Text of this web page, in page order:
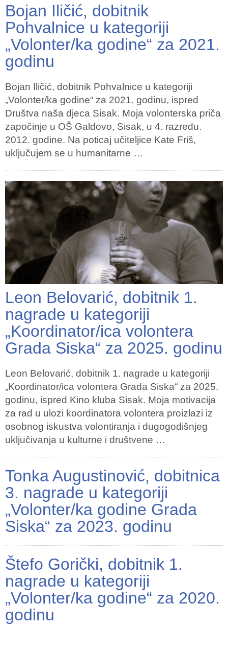
Bojan Iličić, dobitnik
Pohvalnice u kategoriji
„Volonter/ka godine“ za 2021.
godinu
Bojan Iličić, dobitnik Pohvalnice u kategoriji
„Volonter/ka godine“ za 2021. godinu, ispred
Društva naša djeca Sisak. Moja volonterska priča
započinje u OŠ Galdovo, Sisak, u 4. razredu.
2012. godine. Na poticaj učiteljice Kate Friš,
uključujem se u humanitarne …
Leon Belovarić, dobitnik 1.
nagrade u kategoriji
„Koordinator/ica volontera
Grada Siska“ za 2025. godinu
Leon Belovarić, dobitnik 1. nagrade u kategoriji
„Koordinator/ica volontera Grada Siska“ za 2025.
godinu, ispred Kino kluba Sisak. Moja motivacija
za rad u ulozi koordinatora volontera proizlazi iz
osobnog iskustva volontiranja i dugogodišnjeg
uključivanja u kulturne i društvene …
Tonka Augustinović, dobitnica
3. nagrade u kategoriji
„Volonter/ka godine Grada
Siska“ za 2023. godinu
Štefo Gorički, dobitnik 1.
nagrade u kategoriji
„Volonter/ka godine“ za 2020.
godinu